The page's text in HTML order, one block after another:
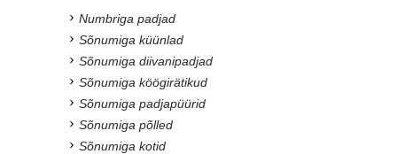
Numbriga padjad
Sõnumiga küünlad
Sõnumiga diivanipadjad
Sõnumiga köögirätikud
Sõnumiga padjapüürid
Sõnumiga põlled
Sõnumiga kotid